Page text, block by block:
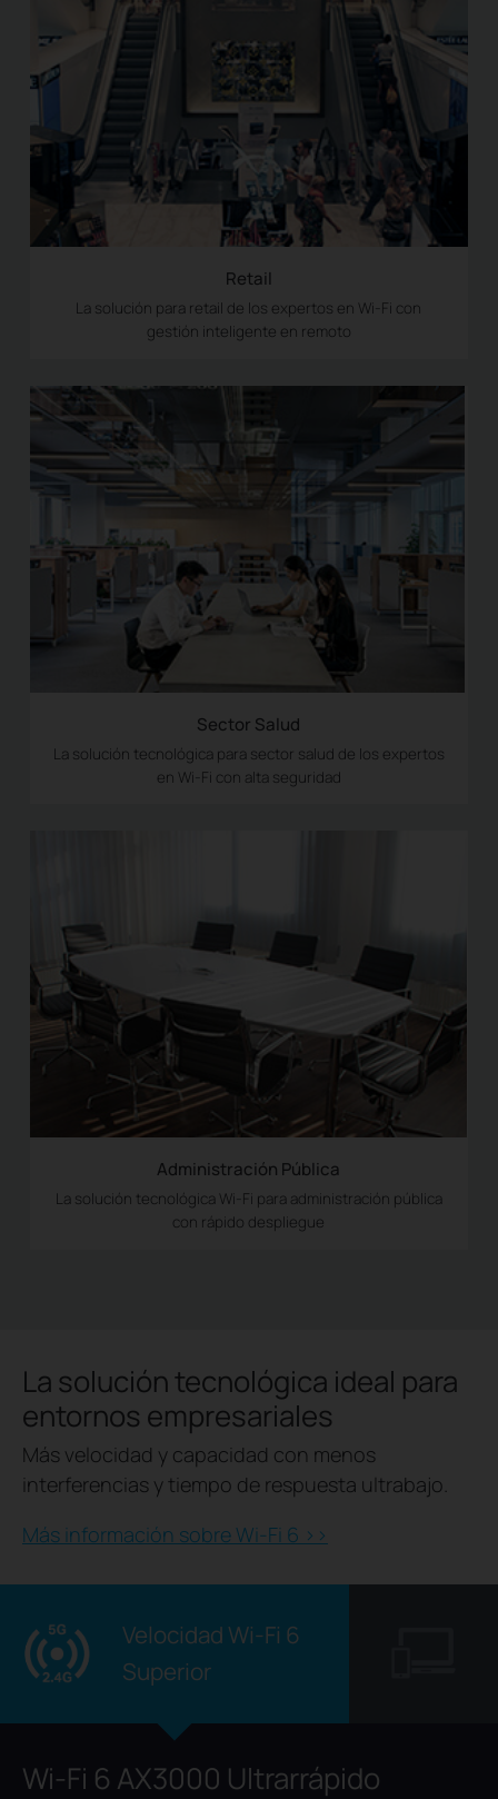
Retail
La solución para retail de los expertos en Wi-Fi con
gestión inteligente en remoto
Sector Salud
La solución tecnológica para sector salud de los expertos
en Wi-Fi con alta seguridad
Administración Pública
La solución tecnológica Wi-Fi para administración pública
con rápido despliegue
La solución tecnológica ideal para
entornos empresariales
Más velocidad y capacidad con menos
interferencias y tiempo de respuesta ultrabajo.
Más información sobre Wi-Fi 6 >>
Velocidad Wi-Fi 6
Superior
Wi-Fi 6 AX3000 Ultrarrápido